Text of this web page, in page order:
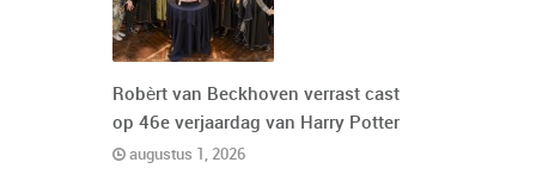
Robèrt van Beckhoven verrast cast
op 46e verjaardag van Harry Potter
augustus 1, 2026